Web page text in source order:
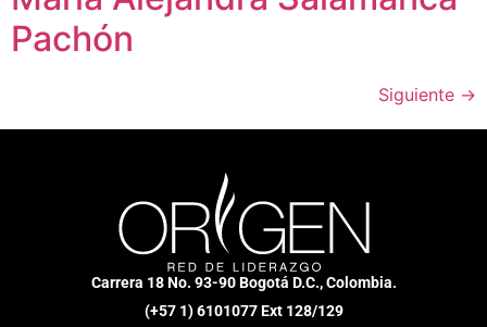
Pachón
Siguiente →
Carrera 18 No. 93-90 Bogotá D.C., Colombia.
(+57 1) 6101077 Ext 128/129